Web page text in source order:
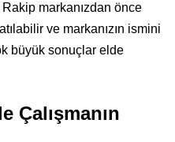
markanızdan önce
ve markanızın ismini
büyük sonuçlar elde
Çalışmanın